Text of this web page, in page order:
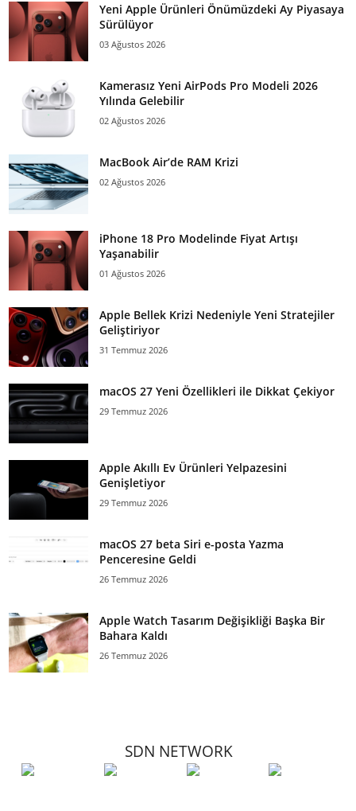
Yeni Apple Ürünleri Önümüzdeki Ay Piyasaya
Sürülüyor
03 Ağustos 2026
Kamerasız Yeni AirPods Pro Modeli 2026
Yılında Gelebilir
02 Ağustos 2026
MacBook Air’de RAM Krizi
02 Ağustos 2026
iPhone 18 Pro Modelinde Fiyat Artışı
Yaşanabilir
01 Ağustos 2026
Apple Bellek Krizi Nedeniyle Yeni Stratejiler
Geliştiriyor
31 Temmuz 2026
macOS 27 Yeni Özellikleri ile Dikkat Çekiyor
29 Temmuz 2026
Apple Akıllı Ev Ürünleri Yelpazesini
Genişletiyor
29 Temmuz 2026
macOS 27 beta Siri e-posta Yazma
Penceresine Geldi
26 Temmuz 2026
Apple Watch Tasarım Değişikliği Başka Bir
Bahara Kaldı
26 Temmuz 2026
SDN NETWORK